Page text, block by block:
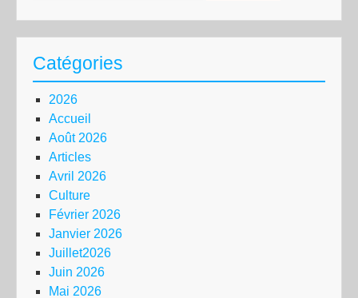
Catégories
2026
Accueil
Août 2026
Articles
Avril 2026
Culture
Février 2026
Janvier 2026
Juillet2026
Juin 2026
Mai 2026